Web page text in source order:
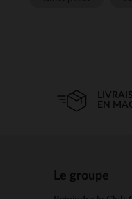
EN
Le groupe